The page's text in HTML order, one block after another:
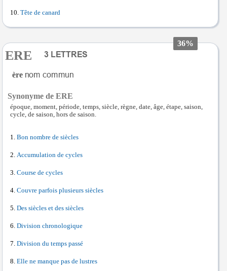
Tête de canard
36%
ERE
ère
Synonyme de ERE
époque, moment, période, temps, siècle, règne, date, âge, étape, saison,
cycle, de saison, hors de saison.
Bon nombre de siècles
Accumulation de cycles
Course de cycles
Couvre parfois plusieurs siècles
Des siècles et des siècles
Division chronologique
Division du temps passé
Elle ne manque pas de lustres